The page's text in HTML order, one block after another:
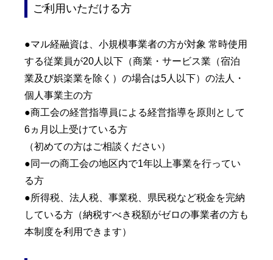
ご利用いただける方
●マル経融資は、小規模事業者の方が対象 常時使用
する従業員が20人以下（商業・サービス業（宿泊
業及び娯楽業を除く）の場合は5人以下）の法人・
個人事業主の方
●商工会の経営指導員による経営指導を原則として
6ヵ月以上受けている方
（初めての方はご相談ください）
●同一の商工会の地区内で1年以上事業を行ってい
る方
●所得税、法人税、事業税、県民税など税金を完納
している方（納税すべき税額がゼロの事業者の方も
本制度を利用できます）